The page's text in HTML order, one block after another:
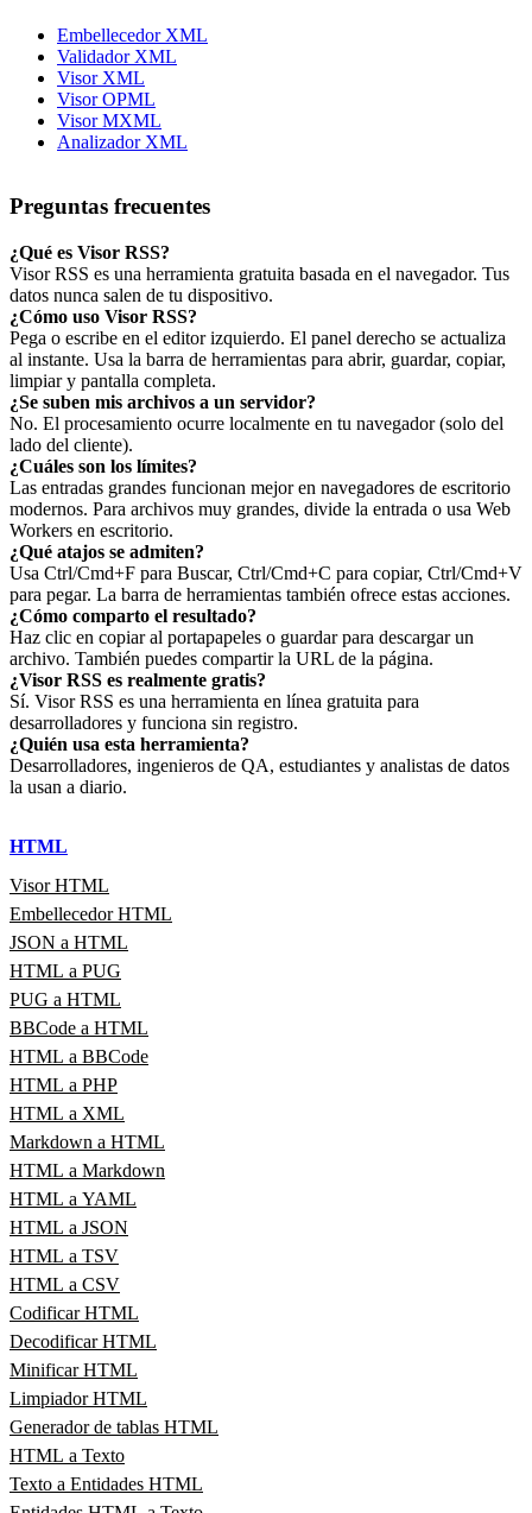
Embellecedor XML
Validador XML
Visor XML
Visor OPML
Visor MXML
Analizador XML
Preguntas frecuentes
¿Qué es Visor RSS?
Visor RSS es una herramienta gratuita basada en el navegador. Tus
datos nunca salen de tu dispositivo.
¿Cómo uso Visor RSS?
Pega o escribe en el editor izquierdo. El panel derecho se actualiza
al instante. Usa la barra de herramientas para abrir, guardar, copiar,
limpiar y pantalla completa.
¿Se suben mis archivos a un servidor?
No. El procesamiento ocurre localmente en tu navegador (solo del
lado del cliente).
¿Cuáles son los límites?
Las entradas grandes funcionan mejor en navegadores de escritorio
modernos. Para archivos muy grandes, divide la entrada o usa Web
Workers en escritorio.
¿Qué atajos se admiten?
Usa Ctrl/Cmd+F para Buscar, Ctrl/Cmd+C para copiar, Ctrl/Cmd+V
para pegar. La barra de herramientas también ofrece estas acciones.
¿Cómo comparto el resultado?
Haz clic en copiar al portapapeles o guardar para descargar un
archivo. También puedes compartir la URL de la página.
¿Visor RSS es realmente gratis?
Sí. Visor RSS es una herramienta en línea gratuita para
desarrolladores y funciona sin registro.
¿Quién usa esta herramienta?
Desarrolladores, ingenieros de QA, estudiantes y analistas de datos
la usan a diario.
HTML
Visor HTML
Embellecedor HTML
JSON a HTML
HTML a PUG
PUG a HTML
BBCode a HTML
HTML a BBCode
HTML a PHP
HTML a XML
Markdown a HTML
HTML a Markdown
HTML a YAML
HTML a JSON
HTML a TSV
HTML a CSV
Codificar HTML
Decodificar HTML
Minificar HTML
Limpiador HTML
Generador de tablas HTML
HTML a Texto
Texto a Entidades HTML